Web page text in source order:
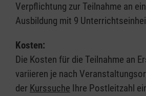
Verpflichtung zur Teilnahme an
Ausbildung mit 9
Kosten:
Die Kosten für die Teilnahme an
variieren je nach
der Kurssuche Ihre Postleitzahl